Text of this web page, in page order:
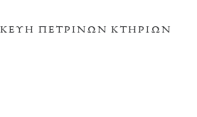
ΠΈΤΡΙΝΩΝ ΚΤΗΡΊΩΝ